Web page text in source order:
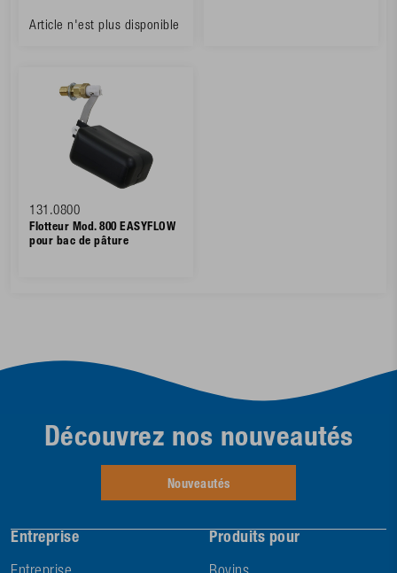
Article n'est plus disponible
131.0800
Flotteur Mod. 800 EASYFLOW
pour bac de pâture
Entreprise Produits pour
Découvrez nos nouveautés
Nouveautés